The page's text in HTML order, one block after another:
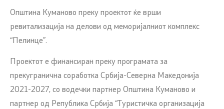
Општина Куманово преку проектот ќе врши
ревитализација на делови од меморијалниот комплекс
“Пелинце”.
Проектот е финансиран преку програмата за
прекугранична соработка Србија-Северна Македонија
2021-2027, со водечки партнер Општина Куманово и
партнер од Република Србија “Туристичка организација